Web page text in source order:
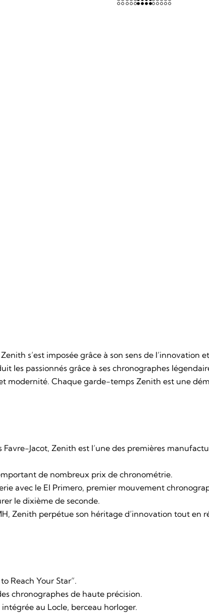
s’est imposée grâce à son sens de l’innovation
les passionnés grâce à ses chronographes
modernité. Chaque garde-temps Zenith est une
Favre-Jacot, Zenith est l’une des premières
de nombreux prix de chronométrie.
avec le El Primero, premier mouvement
le dixième de seconde.
Zenith perpétue son héritage d’innovation tout en
Reach Your Star”.
chronographes de haute précision.
au Locle, berceau horloger.